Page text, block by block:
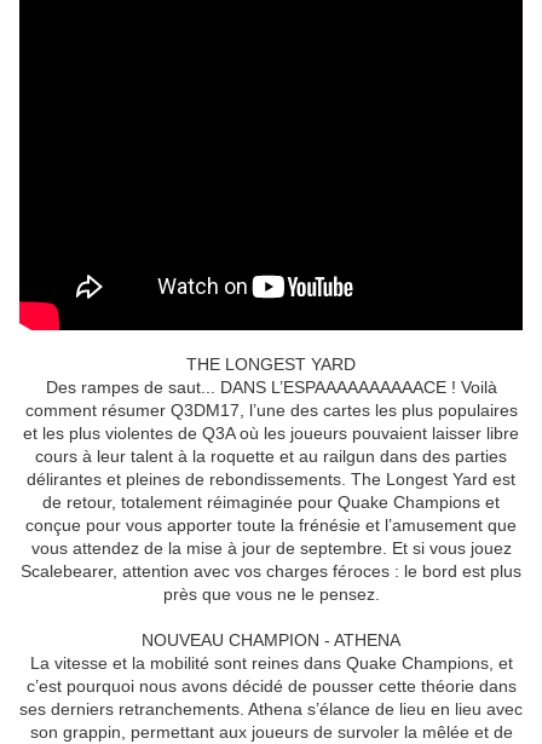
THE LONGEST YARD
Des rampes de saut... DANS L’ESPAAAAAAAAAACE ! Voilà
comment résumer Q3DM17, l’une des cartes les plus populaires
et les plus violentes de Q3A où les joueurs pouvaient laisser libre
cours à leur talent à la roquette et au railgun dans des parties
délirantes et pleines de rebondissements. The Longest Yard est
de retour, totalement réimaginée pour Quake Champions et
conçue pour vous apporter toute la frénésie et l’amusement que
vous attendez de la mise à jour de septembre. Et si vous jouez
Scalebearer, attention avec vos charges féroces : le bord est plus
près que vous ne le pensez.
NOUVEAU CHAMPION - ATHENA
La vitesse et la mobilité sont reines dans Quake Champions, et
c’est pourquoi nous avons décidé de pousser cette théorie dans
ses derniers retranchements. Athena s’élance de lieu en lieu avec
son grappin, permettant aux joueurs de survoler la mêlée et de